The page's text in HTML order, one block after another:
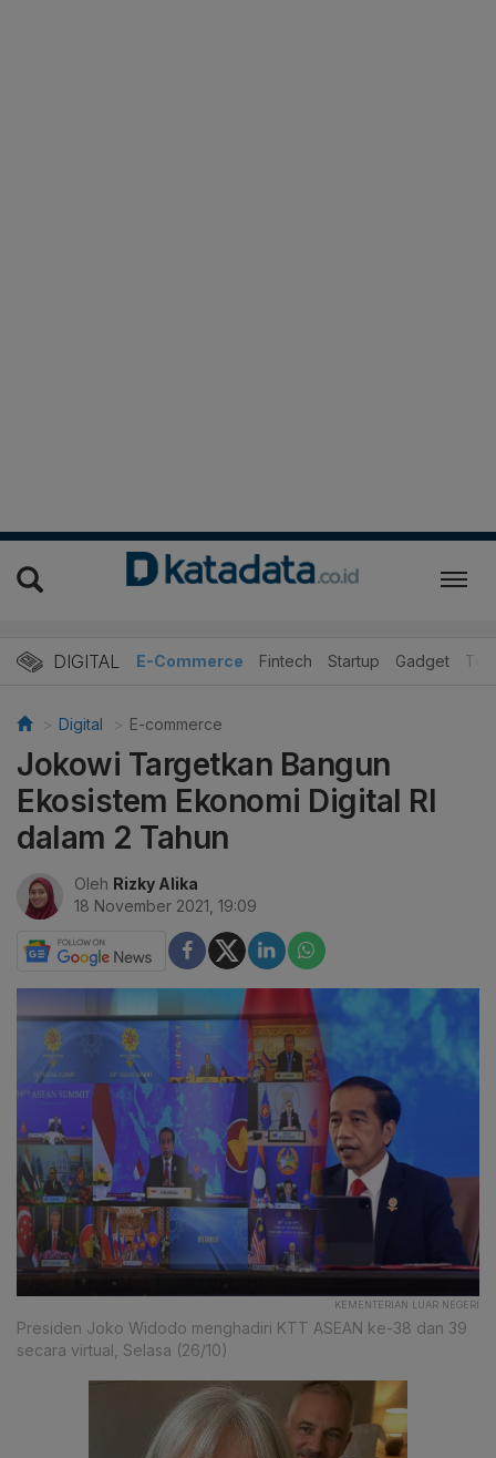
DIGITAL E-Commerce Fintech Startup Gadget
Digital E-commerce
Jokowi Targetkan Bangun
Ekosistem Ekonomi Digital RI
dalam 2 Tahun
Oleh Rizky Alika
18 November 2021, 19:09
KEMENTERIAN LUAR NEGERI
Presiden Joko Widodo menghadiri KTT ASEAN ke-38 dan 39
secara virtual, Selasa (26/10)